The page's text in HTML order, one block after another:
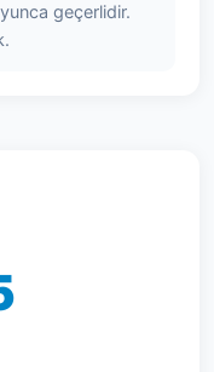
geçerlidir.